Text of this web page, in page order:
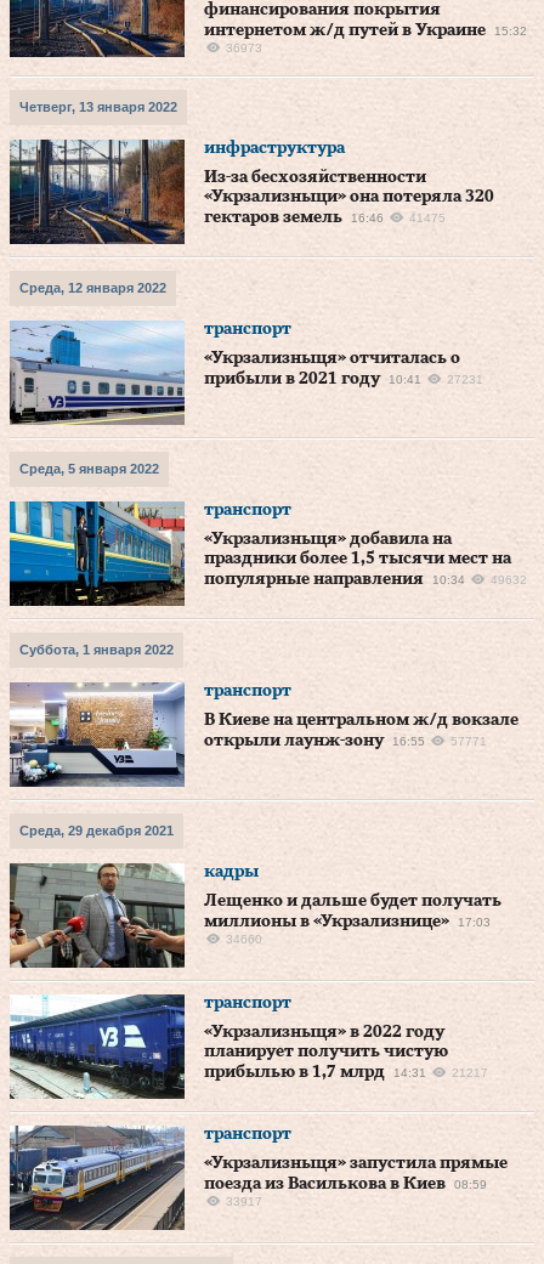
финансирования покрытия
интернетом ж/д путей в Украине
15:32
36973
Четверг, 13 января 2022
инфраструктура
Из-за бесхозяйственности
«Укрзализныци» она потеряла 320
гектаров земель
16:46 41475
Среда, 12 января 2022
транспорт
«Укрзализныця» отчиталась о
прибыли в 2021 году
10:41 27231
Среда, 5 января 2022
транспорт
«Укрзализныця» добавила на
праздники более 1,5 тысячи мест на
популярные направления
10:34 49632
Суббота, 1 января 2022
транспорт
В Киеве на центральном ж/д вокзале
открыли лаунж-зону
16:55 57771
Среда, 29 декабря 2021
кадры
Лещенко и дальше будет получать
миллионы в «Укрзализнице»
17:03
34660
транспорт
«Укрзализныця» в 2022 году
планирует получить чистую
прибылью в 1,7 млрд
14:31 21217
транспорт
«Укрзализныця» запустила прямые
поезда из Василькова в Киев
08:59
33917